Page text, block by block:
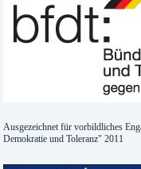
Ausgezeichnet für vorbildliches
Demokratie und Toleranz" 2011